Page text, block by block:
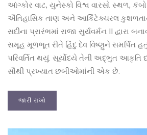
આંગ્કોર વાટ, યુનેસ્કો વિશ્વ વારસો સ્થળ,
ઐતિહાસિક તાણ અને આર્કિટેક્ચરલ
સદીના પ્રારંભમાં રાજા સુર્યવર્મન II દ્વારા
સમૂહ મૂળભૂત રીતે હિંદુ દેવ વિષ્ણુને સમર્પિત
પરિવર્તિત થયું. સૂર્યોદયે તેની અદ્ભુત આકૃતિ
સૌથી પ્રખ્યાત છબીઓમાંની એક છે.
જારી રાખો